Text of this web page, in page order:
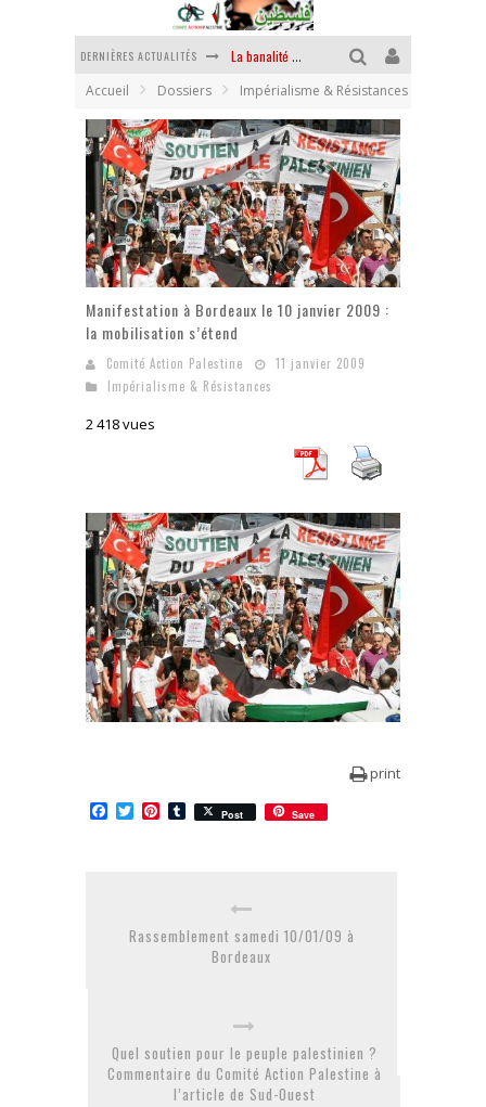
DERNIÈRES ACTUALITÉS La banalité du mal colonial
Yankees, Go home !
Chantage terroriste
La révolution ou rien
Des accords de paix sans le peuple et contre le peuple
La puissance américaine en peau de chagrin
Accueil Dossiers Impérialisme & Résistances
Manifestation à Bordeaux le 10 janvier 2009 :
la mobilisation s’étend
Comité Action Palestine
11 janvier 2009
Impérialisme & Résistances
2 418 vues
print
Facebook
TwitterPinterest
Tumblr
Post Save
Rassemblement samedi 10/01/09 à
Bordeaux
Quel soutien pour le peuple palestinien ?
Commentaire du Comité Action Palestine à
l’article de Sud-Ouest